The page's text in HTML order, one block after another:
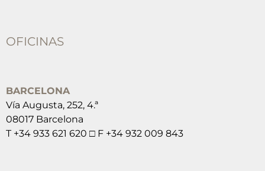
OFICINAS
BARCELONA
Vía Augusta, 252, 4.ª
08017 Barcelona
T +34 933 621 620 □ F +34 932 009 843